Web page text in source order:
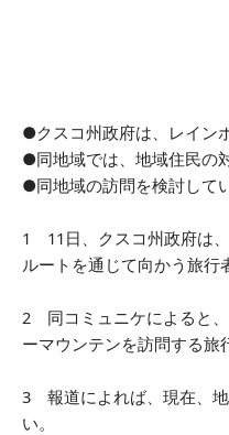
●クスコ州政府は、レイン
●同地域では、地域住民の
●同地域の訪問を検討して
1 11日、クスコ州政府は
ルートを通じて向かう旅行
2 同コミュニケによると、
ーマウンテンを訪問する旅
3 報道によれば、現在、地
い。